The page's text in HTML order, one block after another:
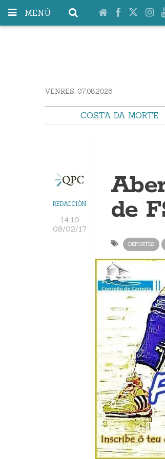
MENÚ
VENRES. 07.08.2026
COSTA DA MORTE
REDACCIÓN
14:10
08/02/17
de
DEPORTES